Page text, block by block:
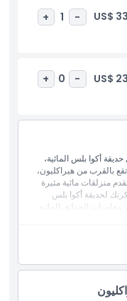
تذاكرك لمدينة أكوا
لا تُنسى في واحدة من
US$
-
1
+
US$
-
0
+
أكوا بلس المائية،
بالقرب من هيراكليون،
منزلقات مائية مثيرة
لحديقة أكوا بلس
الحدائق المائية